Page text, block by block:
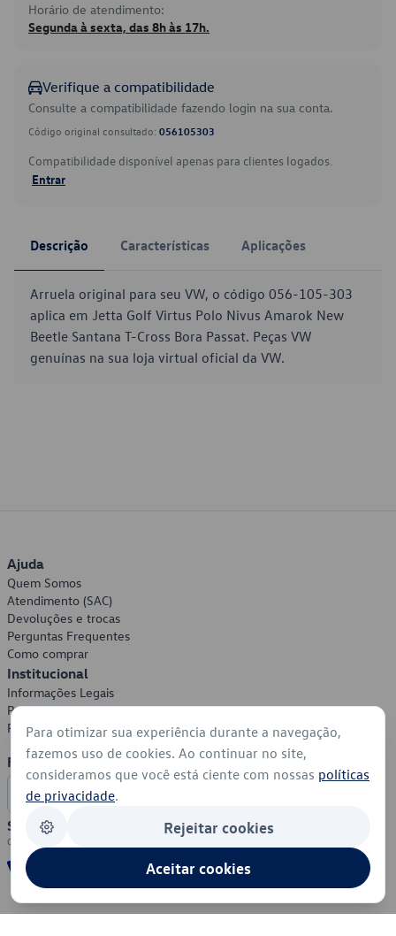
Horário de atendimento:
Segunda à sexta, das 8h às 17h.
Verifique a compatibilidade
Consulte a compatibilidade fazendo login na sua conta.
Código original consultado: 056105303
Compatibilidade disponível apenas para clientes logados.
Entrar
Descrição Características Aplicações
Arruela original para seu VW, o código 056-105-303
aplica em Jetta Golf Virtus Polo Nivus Amarok New
Beetle Santana T-Cross Bora Passat. Peças VW
genuínas na sua loja virtual oficial da VW.
Ajuda
Quem Somos
Atendimento (SAC)
Devoluções e trocas
Perguntas Frequentes
Como comprar
Institucional
Informações Legais
Política de Privacidade
Política de Cookies
Formas de Pagamento
Segurança
Para otimizar sua experiência durante a navegação,
fazemos uso de cookies. Ao continuar no site,
consideramos que você está ciente com nossas políticas
de privacidade.
Rejeitar cookies
Aceitar cookies